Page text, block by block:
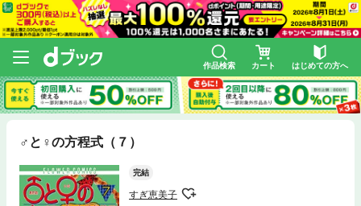
作品検索 カート はじめての方へ
♂と♀の方程式（７）
完結
すぎ恵美子